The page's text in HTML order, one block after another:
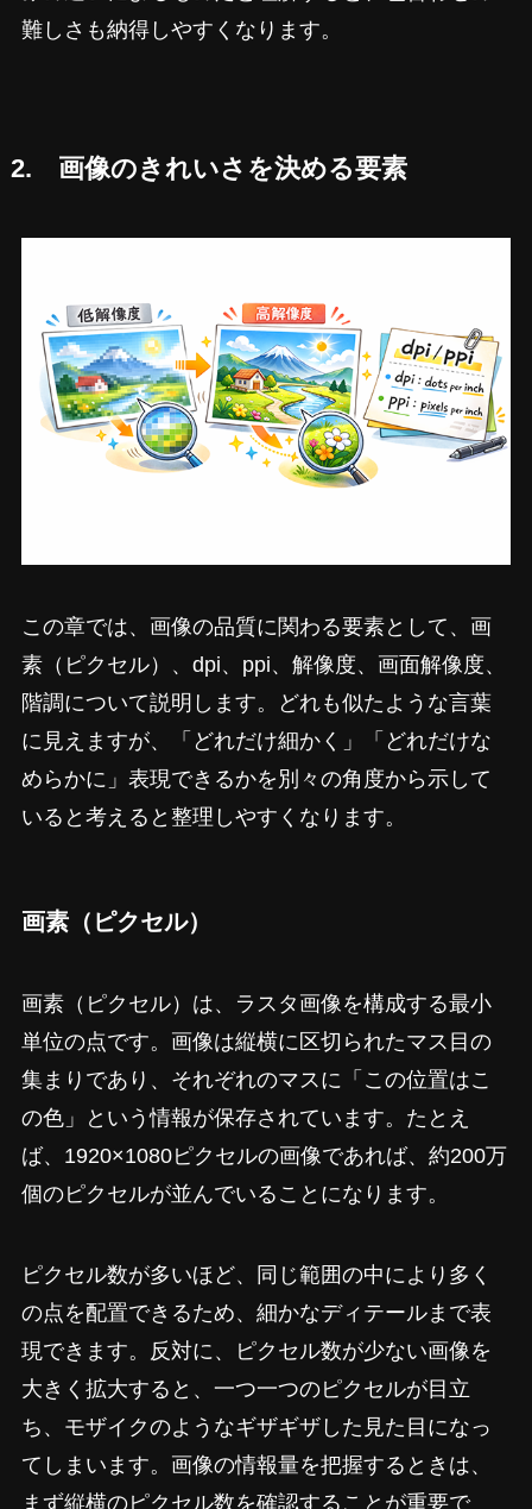
難しさも納得しやすくなります。
2. 画像のきれいさを決める要素
この章では、画像の品質に関わる要素として、画
素（ピクセル）、dpi、ppi、解像度、画面解像度、
階調について説明します。どれも似たような言葉
に見えますが、「どれだけ細かく」「どれだけな
めらかに」表現できるかを別々の角度から示して
いると考えると整理しやすくなります。
画素（ピクセル）
画素（ピクセル）は、ラスタ画像を構成する最小
単位の点です。画像は縦横に区切られたマス目の
集まりであり、それぞれのマスに「この位置はこ
の色」という情報が保存されています。たとえ
ば、1920×1080ピクセルの画像であれば、約200万
個のピクセルが並んでいることになります。
ピクセル数が多いほど、同じ範囲の中により多く
の点を配置できるため、細かなディテールまで表
現できます。反対に、ピクセル数が少ない画像を
大きく拡大すると、一つ一つのピクセルが目立
ち、モザイクのようなギザギザした見た目になっ
てしまいます。画像の情報量を把握するときは、
まず縦横のピクセル数を確認することが重要で